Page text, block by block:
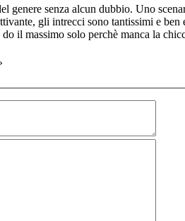
genere senza alcun dubbio. Uno
gli intrecci sono tantissimi e
il massimo solo perchè manca la